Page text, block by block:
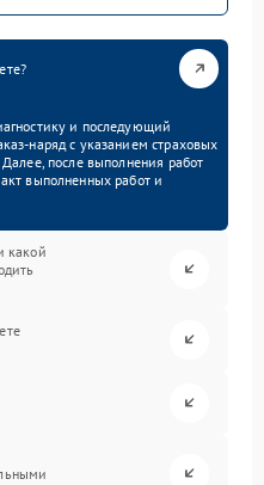
и последующий
наряд с указанием страховых
после выполнения работ
выполненных работ и
какой